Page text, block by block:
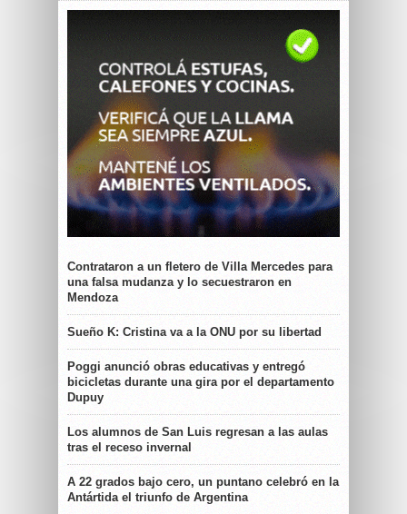
Contrataron a un fletero de Villa Mercedes para
una falsa mudanza y lo secuestraron en
Mendoza
Sueño K: Cristina va a la ONU por su libertad
Poggi anunció obras educativas y entregó
bicicletas durante una gira por el departamento
Dupuy
Los alumnos de San Luis regresan a las aulas
tras el receso invernal
A 22 grados bajo cero, un puntano celebró en la
Antártida el triunfo de Argentina